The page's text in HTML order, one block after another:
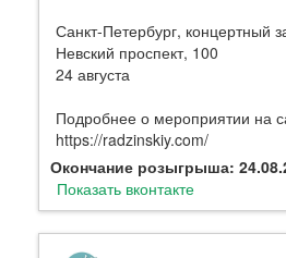
Санкт‑Петербург, концертный
Невский проспект, 100
24 августа
Подробнее о мероприятии на
https://radzinskiy.com/
Окончание розыгрыша:
Показать вконтакте